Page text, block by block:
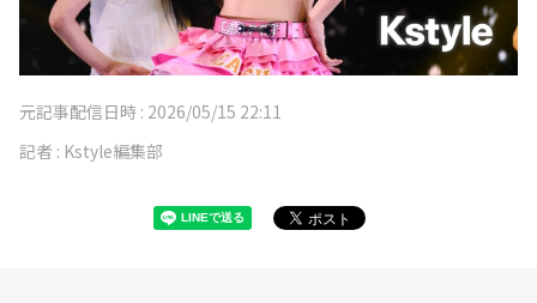
元記事配信日時 : 2026/05/15 22:11
記者 : Kstyle編集部